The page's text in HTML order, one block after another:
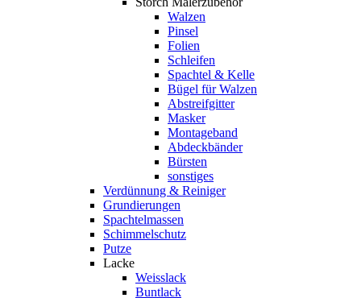
Walzen
Pinsel
Folien
Schleifen
Spachtel & Kelle
Bügel für Walzen
Abstreifgitter
Masker
Montageband
Abdeckbänder
Bürsten
sonstiges
Verdünnung & Reiniger
Grundierungen
Spachtelmassen
Schimmelschutz
Putze
Lacke
Weisslack
Buntlack